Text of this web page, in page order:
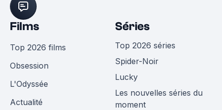
Films
Top 2026 films
Obsession
L'Odyssée
Actualité
Séries
Top 2026 séries
Spider-Noir
Lucky
Les nouvelles séries du
moment